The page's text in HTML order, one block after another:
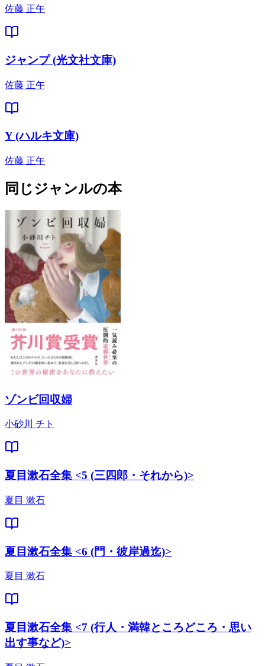
佐藤 正午
ジャンプ (光文社文庫)
佐藤 正午
Y (ハルキ文庫)
佐藤 正午
同じジャンルの本
ゾンビ回収婦
小砂川 チト
夏目漱石全集 <5 (三四郎・それから)>
夏目 漱石
夏目漱石全集 <6 (門・彼岸過迄)>
夏目 漱石
夏目漱石全集 <7 (行人・満韓ところどころ・思い
出す事など)>